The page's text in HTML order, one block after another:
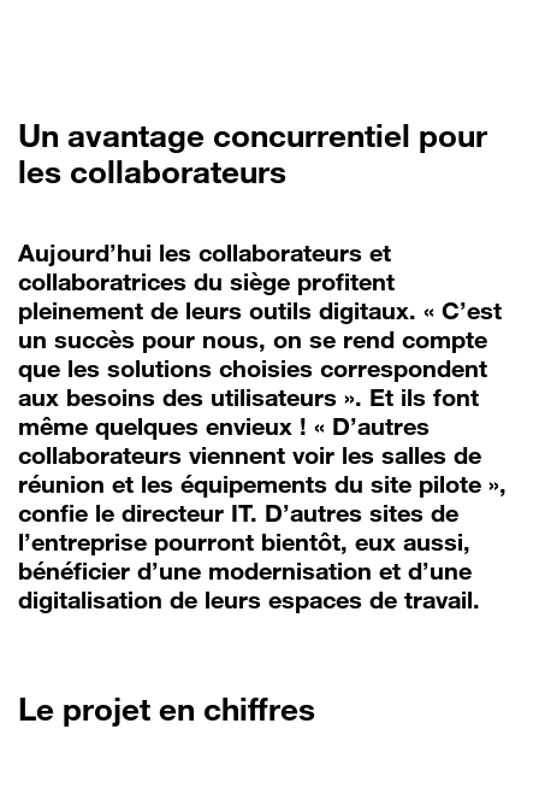
Un avantage concurrentiel pour
les collaborateurs
Aujourd’hui les collaborateurs et
collaboratrices du siège profitent
pleinement de leurs outils digitaux. « C’est
un succès pour nous, on se rend compte
que les solutions choisies correspondent
aux besoins des utilisateurs ». Et ils font
même quelques envieux ! « D’autres
collaborateurs viennent voir les salles de
réunion et les équipements du site pilote »,
confie le directeur IT. D’autres sites de
l’entreprise pourront bientôt, eux aussi,
bénéficier d’une modernisation et d’une
digitalisation de leurs espaces de travail.
Le projet en chiffres